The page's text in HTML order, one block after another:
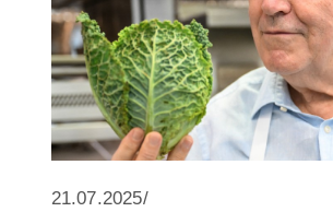
21.07.2025/